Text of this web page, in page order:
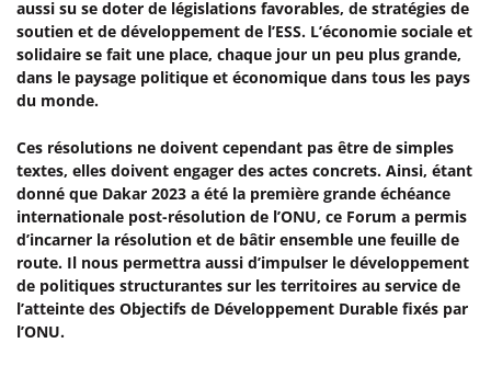
aussi su se doter de législations favorables, de stratégies de
soutien et de développement de l’ESS. L’économie sociale et
solidaire se fait une place, chaque jour un peu plus grande,
dans le paysage politique et économique dans tous les pays
du monde.
Ces résolutions ne doivent cependant pas être de simples
textes, elles doivent engager des actes concrets. Ainsi, étant
donné que Dakar 2023 a été la première grande échéance
internationale post-résolution de l’ONU, ce Forum a permis
d’incarner la résolution et de bâtir ensemble une feuille de
route. Il nous permettra aussi d’impulser le développement
de politiques structurantes sur les territoires au service de
l’atteinte des Objectifs de Développement Durable fixés par
l’ONU.